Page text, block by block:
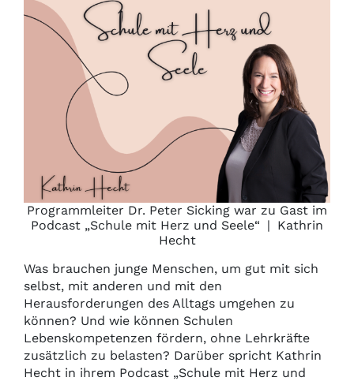
Programmleiter Dr. Peter Sicking war zu Gast im
Podcast „Schule mit Herz und Seele“ | Kathrin
Hecht
Was brauchen junge Menschen, um gut mit sich
selbst, mit anderen und mit den
Herausforderungen des Alltags umgehen zu
können? Und wie können Schulen
Lebenskompetenzen fördern, ohne Lehrkräfte
zusätzlich zu belasten? Darüber spricht Kathrin
Hecht in ihrem Podcast „Schule mit Herz und